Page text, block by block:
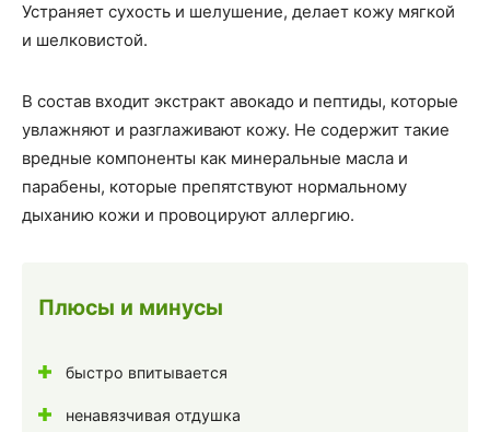
Устраняет сухость и шелушение, делает кожу мягкой
и шелковистой.
В состав входит экстракт авокадо и пептиды, которые
увлажняют и разглаживают кожу. Не содержит такие
вредные компоненты как минеральные масла и
парабены, которые препятствуют нормальному
дыханию кожи и провоцируют аллергию.
Плюсы и минусы
быстро впитывается
ненавязчивая отдушка